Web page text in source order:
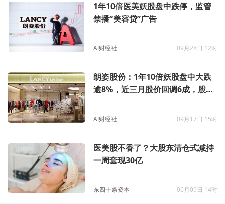
1年10倍医美妖股盘中跌停，监管
禁播“美容贷”广告
AI财经社 09月28日 12时
朗姿股份：1年10倍妖股盘中大跌
逾8%，近三月股价回调6成，股东
AI财经社 09月17日 15时
医美股不香了？大股东清仓式减持
一周套现30亿
东四十条资本 06月09日 14时